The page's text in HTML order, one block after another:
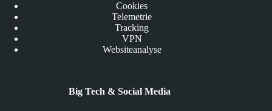
Cookies
Telemetrie
Tracking
VPN
Websiteanalyse
Big Tech & Social Media